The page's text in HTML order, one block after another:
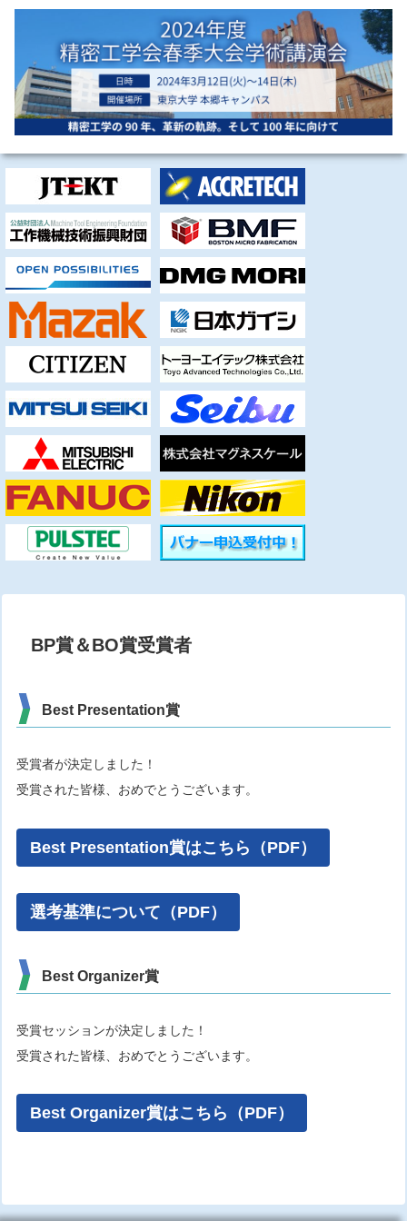
BP賞＆BO賞受賞者
Best Presentation賞
受賞者が決定しました！
受賞された皆様、おめでとうございます。
Best Presentation賞はこちら （PDF）
選考基準について （PDF）
Best Organizer賞
受賞セッションが決定しました！
受賞された皆様、おめでとうございます。
Best Organizer賞はこちら （PDF）